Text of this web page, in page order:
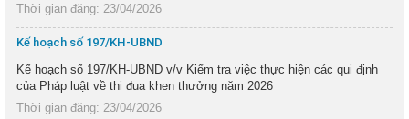
Thời gian đăng: 23/04/2026
Kế hoạch số 197/KH-UBND
Kế hoạch số 197/KH-UBND v/v Kiểm tra việc thực hiện các qui định
của Pháp luật về thi đua khen thưởng năm 2026
Thời gian đăng: 23/04/2026